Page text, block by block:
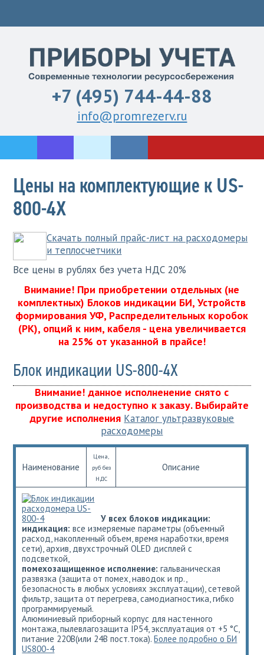
+7 (495) 744-44-88
info@promrezerv.ru
Цены на комплектующие к US-
800-4Х
Скачать полный прайс-лист на расходомеры
и теплосчетчики
Все цены в рублях без учета НДС 20%
Внимание! При приобретении отдельных (не
комплектных) Блоков индикации БИ, Устройств
формирования УФ, Распределительных коробок
(РК), опций к ним, кабеля - цена увеличивается
на 25% от указанной в прайсе!
Блок индикации US-800-4Х
Внимание! данное исполненение снято с
производства и недоступно к заказу. Выбирайте
другие исполнения Каталог ультразвуковые
расходомеры
Наименование
Цена,
руб без
НДС
Описание
У всех блоков индикации:
индикация:все измеряемые параметры (объемный
расход, накопленный объем, время наработки, время
сети), архив, двухстрочный OLED дисплей с
подсветкой,
помехозащищенное исполнение: гальваническая
развязка (защита от помех, наводок и пр.,
безопасность в любых условиях эксплуатации), сетевой
фильтр, защита от перегрева, самодиагностика, гибко
программируемый.
Алюминиевый приборный корпус для настенного
монтажа, пылевлагозащита IP54, эксплуатация от +5 °С,
питание 220В(или 24В пост.тока).Более подробно о БИ
US800-4